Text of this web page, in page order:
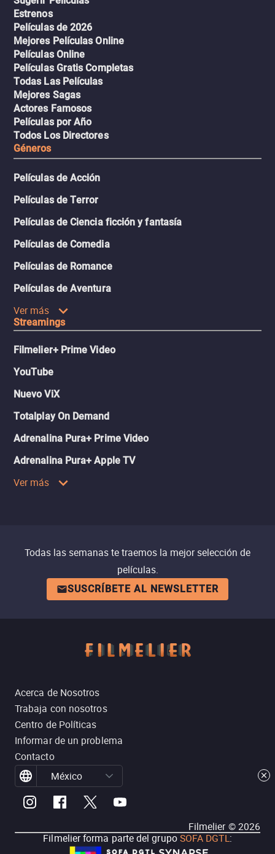
Estrenos
Películas de 2026
Mejores Películas Online
Películas Online
Películas Gratis Completas
Todas Las Películas
Mejores Sagas
Actores Famosos
Películas por Año
Todos Los Directores
Géneros
Películas de Acción
Películas de Terror
Películas de Ciencia ficción y fantasía
Películas de Comedia
Películas de Romance
Películas de Aventura
Ver más
Streamings
Filmelier+ Prime Video
YouTube
Nuevo ViX
Totalplay On Demand
Adrenalina Pura+ Prime Video
Adrenalina Pura+ Apple TV
Ver más
Todas las semanas te traemos la mejor selección de
películas.
SUSCRÍBETE AL NEWSLETTER
Acerca de Nosotros
Trabaja con nosotros
Centro de Políticas
Informar de un problema
Contacto
México
Filmelier ©2026
Filmelier forma parte del grupoSOFA DGTL: